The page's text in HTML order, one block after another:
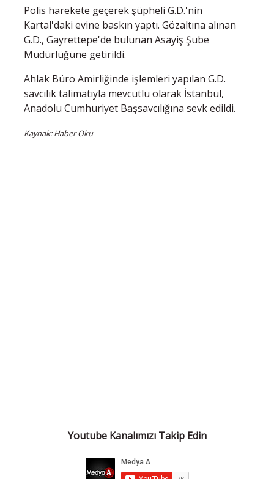
Polis harekete geçerek şüpheli G.D.'nin
Kartal'daki evine baskın yaptı. Gözaltına alınan
G.D., Gayrettepe'de bulunan Asayiş Şube
Müdürlüğüne getirildi.
Ahlak Büro Amirliğinde işlemleri yapılan G.D.
savcılık talimatıyla mevcutlu olarak İstanbul,
Anadolu Cumhuriyet Başsavcılığına sevk edildi.
Kaynak: Haber Oku
Youtube Kanalımızı Takip Edin